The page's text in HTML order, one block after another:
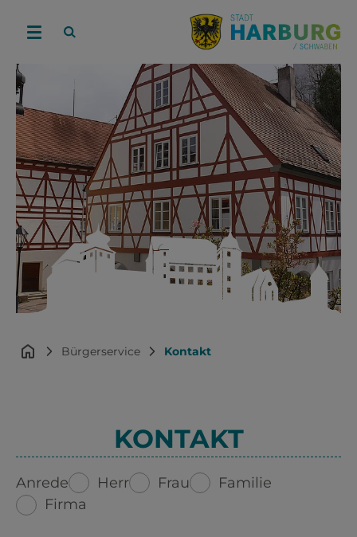
Kontakt
Bürgerservice
KONTAKT
Anrede Herr Frau
Familie
Firma